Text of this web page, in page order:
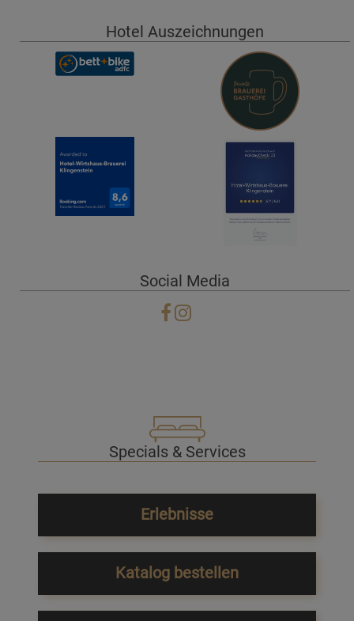
Hotel Auszeichnungen
Social Media
Specials & Services
Erlebnisse
Katalog bestellen